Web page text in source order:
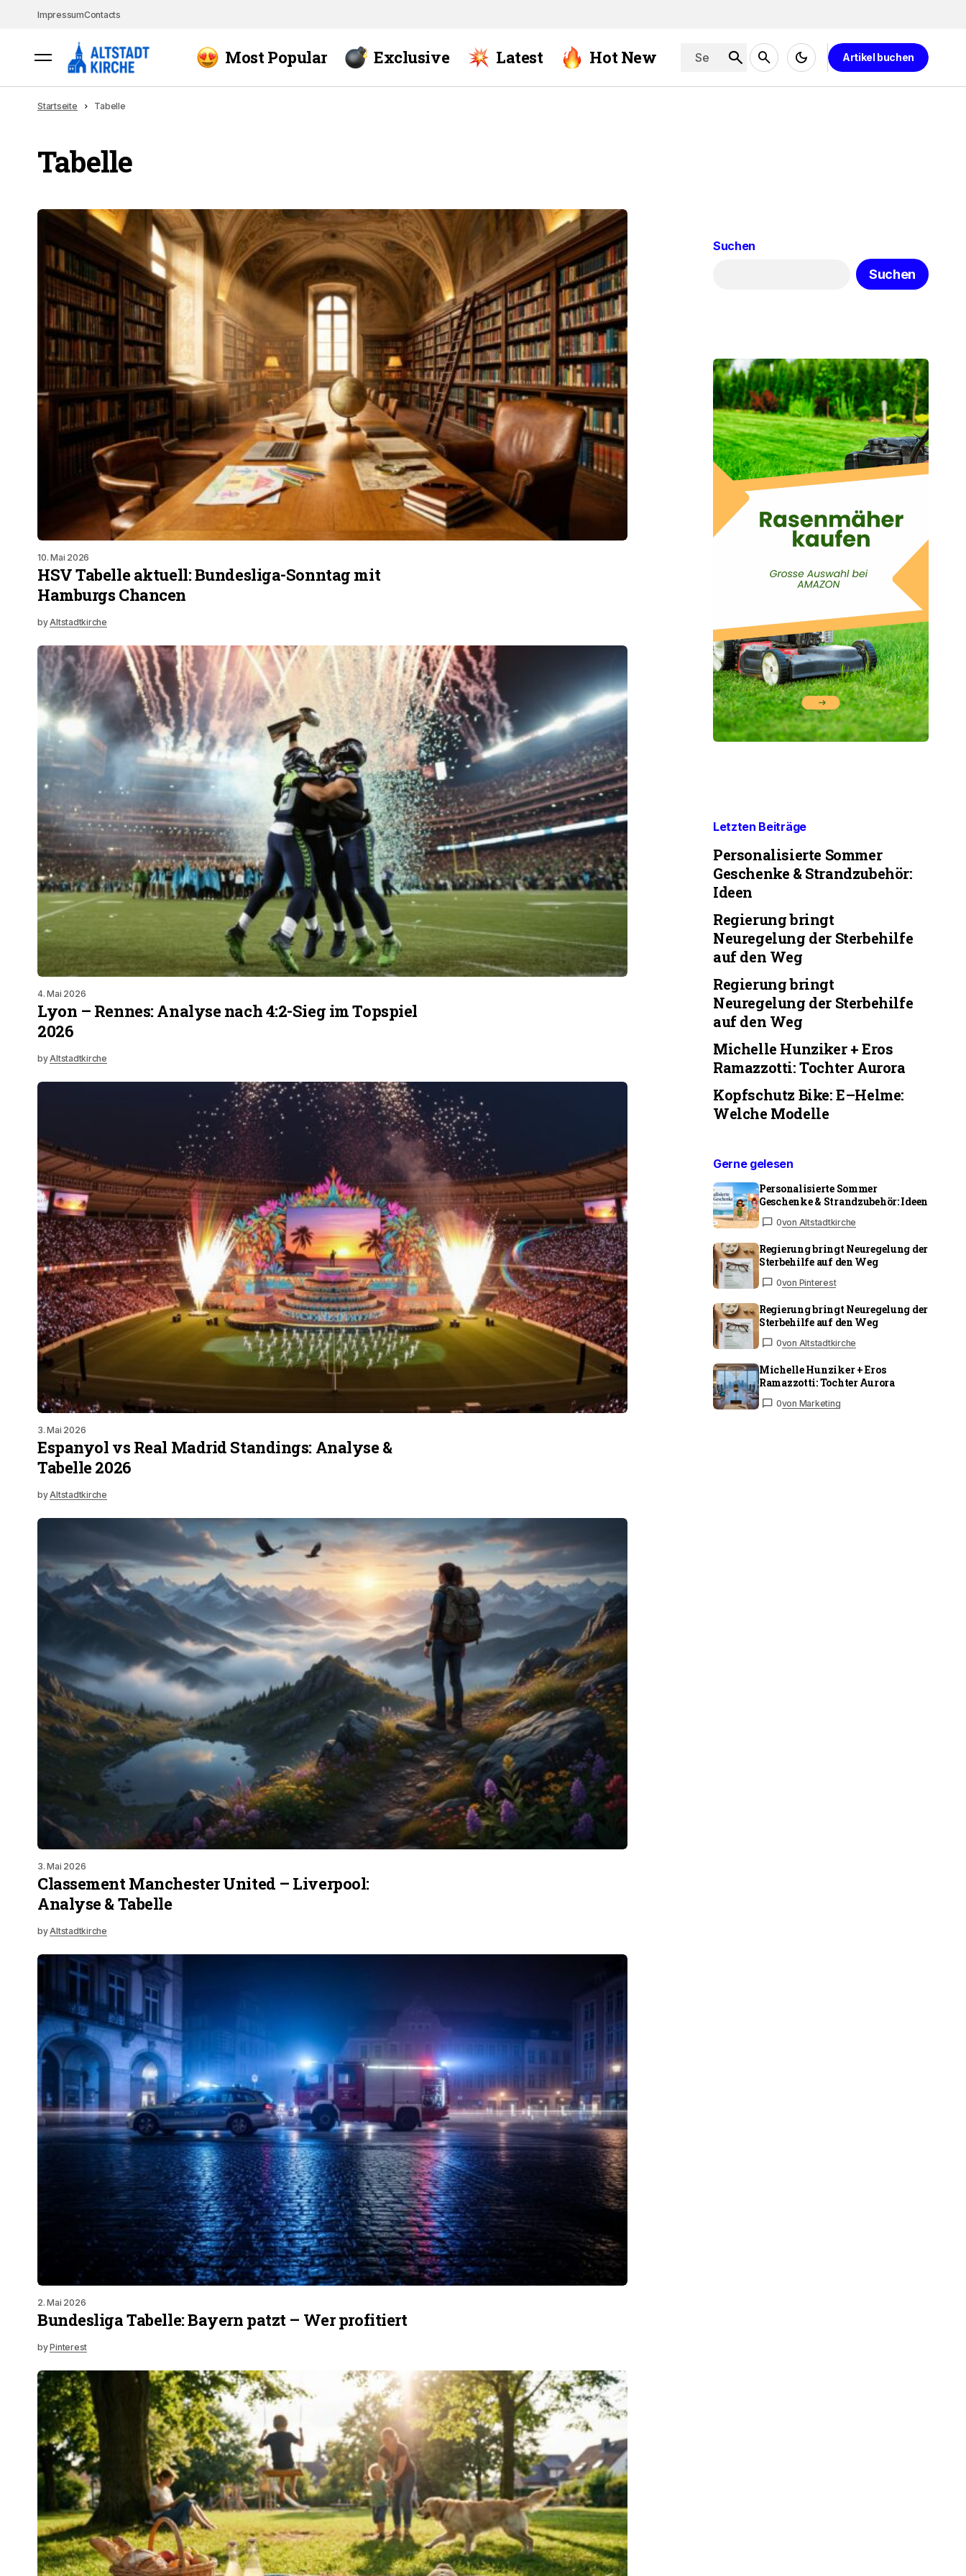
ImpressumContacts
Most Popular Exclusive Latest Hot New Artikel buchen
Startseite Tabelle
Tabelle
10. Mai 2026
HSV Tabelle aktuell: Bundesliga-Sonntag mit
Hamburgs Chancen
byAltstadtkirche
4. Mai 2026
Lyon – Rennes: Analyse nach 4:2-Sieg im Topspiel
2026
byAltstadtkirche
3. Mai 2026
Espanyol vs Real Madrid Standings: Analyse &
Tabelle 2026
byAltstadtkirche
3. Mai 2026
Classement Manchester United – Liverpool:
Analyse & Tabelle
byAltstadtkirche
2. Mai 2026
Bundesliga Tabelle: Bayern patzt – Wer profitiert
byPinterest
Suchen
Suchen
Letzten Beiträge
Personalisierte Sommer
Geschenke & Strandzubehör:
Ideen
Regierung bringt
Neuregelung der Sterbehilfe
auf den Weg
Regierung bringt
Neuregelung der Sterbehilfe
auf den Weg
Michelle Hunziker + Eros
Ramazzotti: Tochter Aurora
Kopfschutz Bike: E–Helme:
Welche Modelle
Gerne gelesen
Personalisierte Sommer
Geschenke & Strandzubehör: Ideen
0von Altstadtkirche
Regierung bringt Neuregelung der
Sterbehilfe auf den Weg
0von Pinterest
Regierung bringt Neuregelung der
Sterbehilfe auf den Weg
0von Altstadtkirche
Michelle Hunziker + Eros
Ramazzotti: Tochter Aurora
0von Marketing